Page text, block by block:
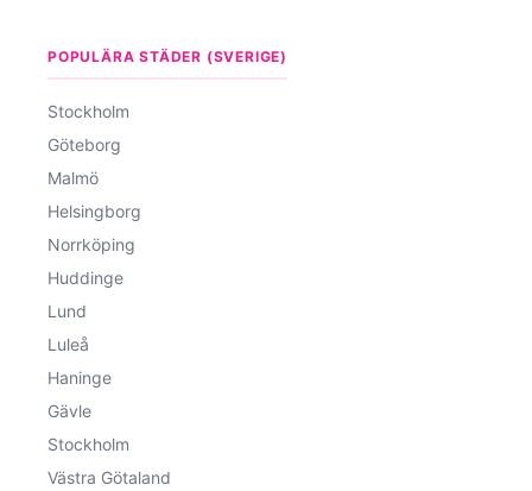
POPULÄRA STÄDER (SVERIGE)
Stockholm
Göteborg
Malmö
Helsingborg
Norrköping
Huddinge
Lund
Luleå
Haninge
Gävle
Stockholm
Västra Götaland